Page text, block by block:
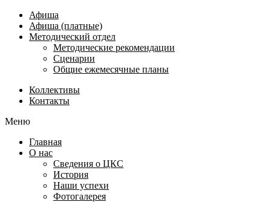
Афиша
Афиша (платные)
Методический отдел
Методические рекомендации
Сценарии
Общие ежемесячные планы
Коллективы
Контакты
Меню
Главная
О нас
Сведения о ЦКС
История
Наши успехи
Фотогалерея